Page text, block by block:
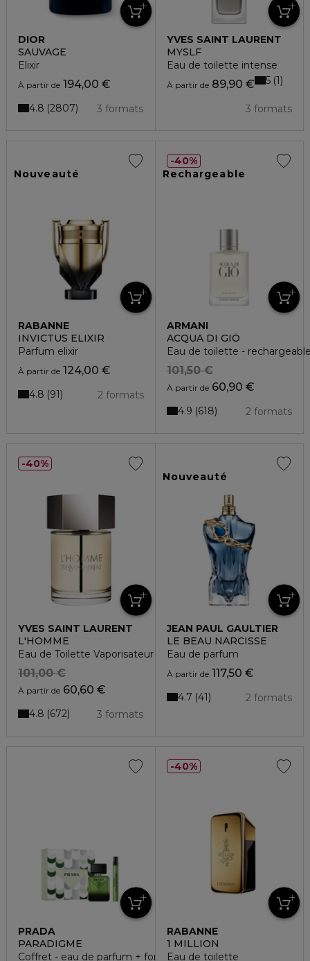
DIOR
SAUVAGE
Elixir
À partir de 194,00 €
3 formats
4.8 2807
YVES SAINT LAURENT
MYSLF
Eau de toilette intense
À partir de89,90 €
3 formats
5 1
Nouveauté
RABANNE
INVICTUS ELIXIR
Parfum elixir
À partir de 124,00 €
2 formats
4.8 91
Rechargeable
ARMANI
ACQUA DI GIÒ
Eau de toilette -
À partir de60,90 €
101,50 €
2 formats
4.9 618
40%
YVES SAINT LAURENT
L'HOMME
Eau de Toilette Vaporisateur
À partir de 60,60 €
101,00 €
3 formats
4.8 672
40%
Nouveauté
JEAN PAUL GAULTIER
LE BEAU NARCISSE
Eau de parfum
À partir de117,50 €
2 formats
4.7 41
PRADA
PARADIGME
Coffret - eau de parfum + format voyage
RABANNE
1 MILLION
Eau de toilette
40%